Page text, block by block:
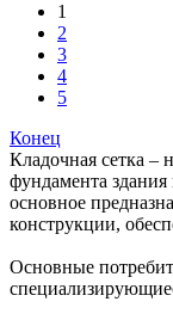
1
2
3
4
5
Конец
Кладочная сетка
фундамента
основное
конструкции,
Основные